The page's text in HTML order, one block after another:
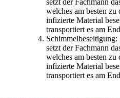
setzt der Fachmann
welches am besten zu
infizierte Material
transportiert es am
setzt der Fachmann
welches am besten zu
infizierte Material
transportiert es am